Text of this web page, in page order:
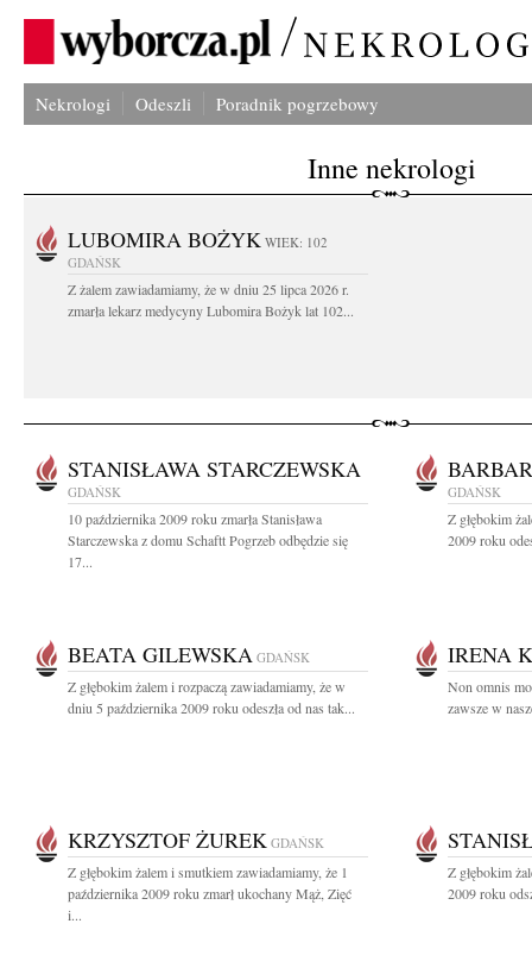
Nekrologi Odeszli Poradnik pogrzebowy
Inne nekrologi
LUBOMIRA BOŻYK WIEK: 102
GDAŃSK
Z żalem zawiadamiamy, że w dniu 25 lipca 2026 r.
zmarła lekarz medycyny Lubomira Bożyk lat 102...
STANISŁAWA STARCZEWSKA
GDAŃSK
10 października 2009 roku zmarła Stanisława
Starczewska z domu Schaftt Pogrzeb odbędzie się
17...
GDAŃSK
Z głębokim
2009 roku
BEATA GILEWSKA GDAŃSK
Z głębokim żalem i rozpaczą zawiadamiamy, że w
dniu 5 października 2009 roku odeszła od nas tak...
IRENA
Non omnis
zawsze w
KRZYSZTOF ŻUREK GDAŃSK
Z głębokim żalem i smutkiem zawiadamiamy, że 1
października 2009 roku zmarł ukochany Mąż, Zięć
i...
Z głębokim
2009 roku